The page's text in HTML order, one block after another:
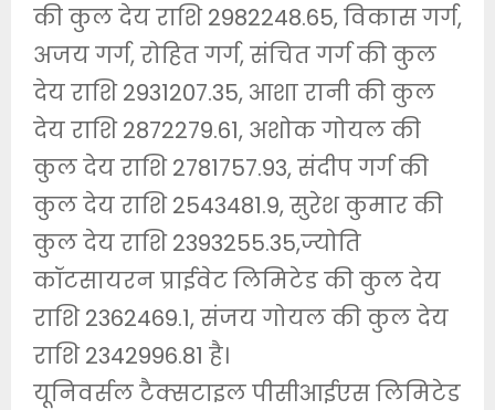
की कुल देय राशि 2982248.65, विकास गर्ग,
अजय गर्ग, रोहित गर्ग, संचित गर्ग की कुल
देय राशि 2931207.35, आशा रानी की कुल
देय राशि 2872279.61, अशोक गोयल की
कुल देय राशि 2781757.93, संदीप गर्ग की
कुल देय राशि 2543481.9, सुरेश कुमार की
कुल देय राशि 2393255.35,ज्योति
कॉटसायरन प्राईवेट लिमिटेड की कुल देय
राशि 2362469.1, संजय गोयल की कुल देय
राशि 2342996.81 है।
यूनिवर्सल टैक्सटाइल पीसीआईएस लिमिटेड